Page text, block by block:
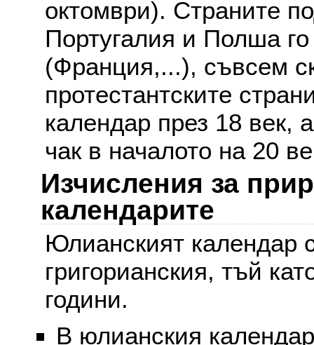
октомври). Страните
Португалия и Полша
(Франция,...), съвсем
протестантските
календар през 18 век,
чак в началото на 20
Изчисления за
календарите
Юлианският календар
григорианския, тъй
години.
В юлианския